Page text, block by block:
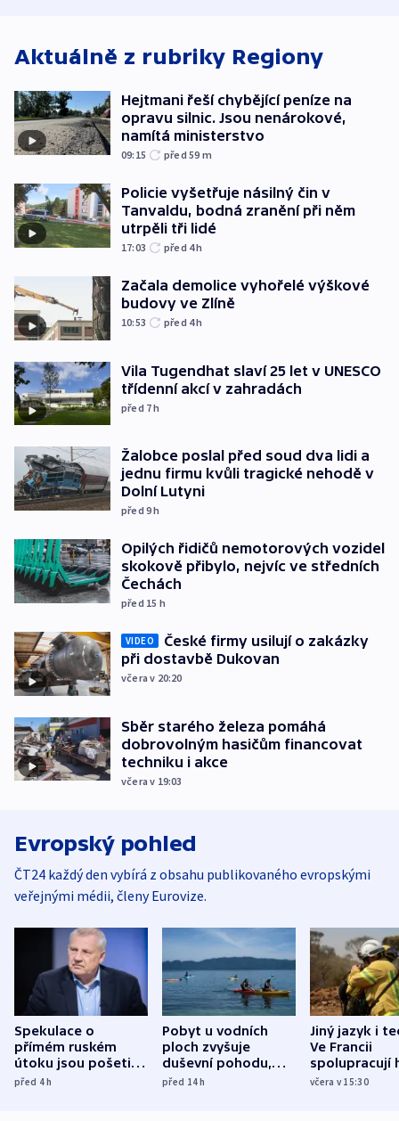
Aktuálně z rubriky Regiony
Hejtmani řeší chybějící peníze na
opravu silnic. Jsou nenárokové,
namítá ministerstvo
09:15 před 59 m
Policie vyšetřuje násilný čin v
Tanvaldu, bodná zranění při něm
utrpěli tři lidé
17:03 před 4h
Začala demolice vyhořelé výškové
budovy ve Zlíně
10:53 před 4h
Vila Tugendhat slaví 25 let v UNESCO
třídenní akcí v zahradách
před 7h
Žalobce poslal před soud dva lidi a
jednu firmu kvůli tragické nehodě v
Dolní Lutyni
před 9h
Opilých řidičů nemotorových vozidel
skokově přibylo, nejvíc ve středních
Čechách
před 15 h
VIDEO
České firmy usilují o zakázky
při dostavbě Dukovan
včera v 20:20
Sběr starého železa pomáhá
dobrovolným hasičům financovat
techniku i akce
včera v 19:03
Evropský pohled
ČT24 každý den vybírá z obsahu publikovaného evropskými
veřejnými médii, členy Eurovize.
Spekulace o
přímém ruském
útoku jsou pošetilé,
míní estonský
před 4h
Pobyt u vodních
ploch zvyšuje
duševní pohodu,
ukázala
před 14h
Jiný jazyk i
Ve Francii
spolupracují
různých zemí
včera v 15:30